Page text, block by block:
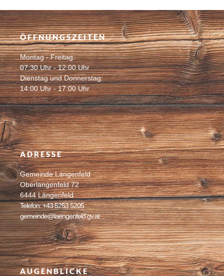
ÖFFNUNGSZEITEN
Montag - Freitag:
07:30 Uhr - 12:00 Uhr
Dienstag und Donnerstag:
14:00 Uhr - 17:00 Uhr
ADRESSE
Gemeinde Längenfeld
Oberlängenfeld 72
6444 Längenfeld
Telefon: +43 5253 5205
gemeinde@laengenfeld.gv.at
AUGENBLICKE